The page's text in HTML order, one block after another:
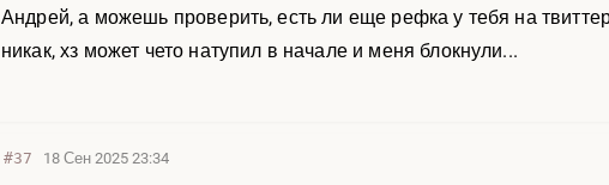
Андрей, а можешь проверить, есть ли еще рефка у тебя на
никак, хз может чето натупил в начале и меня блокнули...
#37 18 Сен 2025 23:34